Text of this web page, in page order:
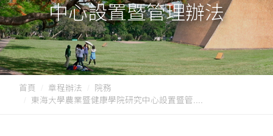
中心設置暨管理辦法
首頁 章程辦法
院務
東海大學農業暨健康學院研究中心設置暨管....